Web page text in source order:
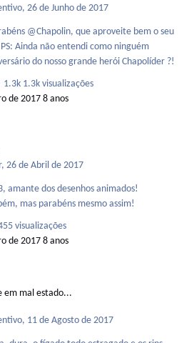
,26 de Junho de 2017
do nosso grande herói Chapolíder ?!
1.3k visualizações
de 20178 anos
,26 de Abril de 2017
amante dos desenhos animados!
mas parabéns mesmo assim!
visualizações
de 20178 anos
em mal estado...
, 11 de Agosto de 2017